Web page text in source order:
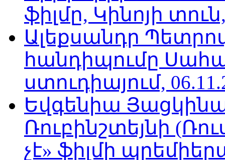
ֆիլմը, Կինոյի տուն,
Ալեքսանդր
հանդիպումը
ստուդիայում,
Եվգենիա
Ռուբինշտեյնի
չէ» ֆիլմի